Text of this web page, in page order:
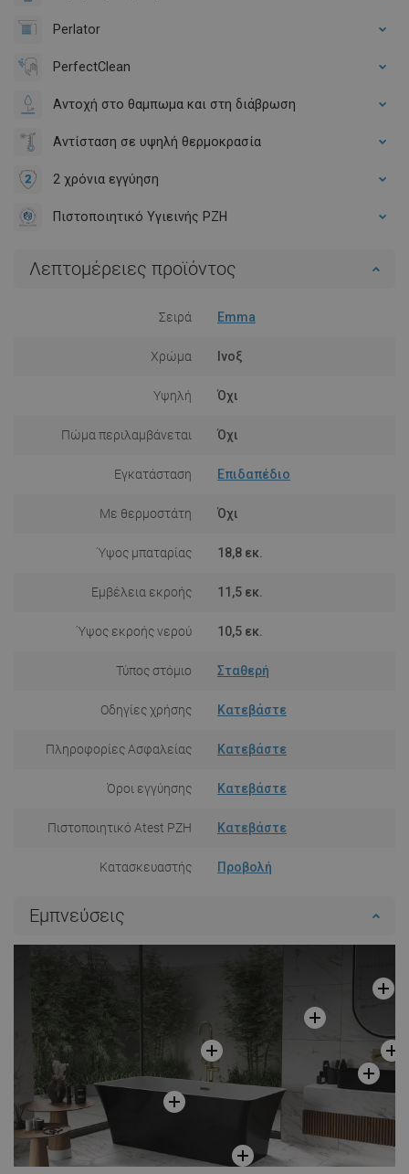
Perlator
PerfectClean
Αντοχή στο θαμπωμα και στη διάβρωση
Αντίσταση σε υψηλή θερμοκρασία
2 χρόνια εγγύηση
Πιστοποιητικό Υγιεινής PZH
Λεπτομέρειες προϊόντος
Σειρά Emma
Χρώμα Ινοξ
Υψηλή Όχι
Πώμα περιλαμβάνεται Όχι
Εγκατάσταση Επιδαπέδιο
Με θερμοστάτη Όχι
Ύψος μπαταρίας 18,8 εκ.
Εμβέλεια εκροής 11,5 εκ.
Ύψος εκροής νερού 10,5 εκ.
Τύπος στόμιο Σταθερή
Οδηγίες χρήσης Κατεβάστε
Πληροφορίες Ασφαλείας Κατεβάστε
Όροι εγγύησης Κατεβάστε
Πιστοποιητικό Atest PZH Κατεβάστε
Κατασκευαστής Προβολή
Εμπνεύσεις